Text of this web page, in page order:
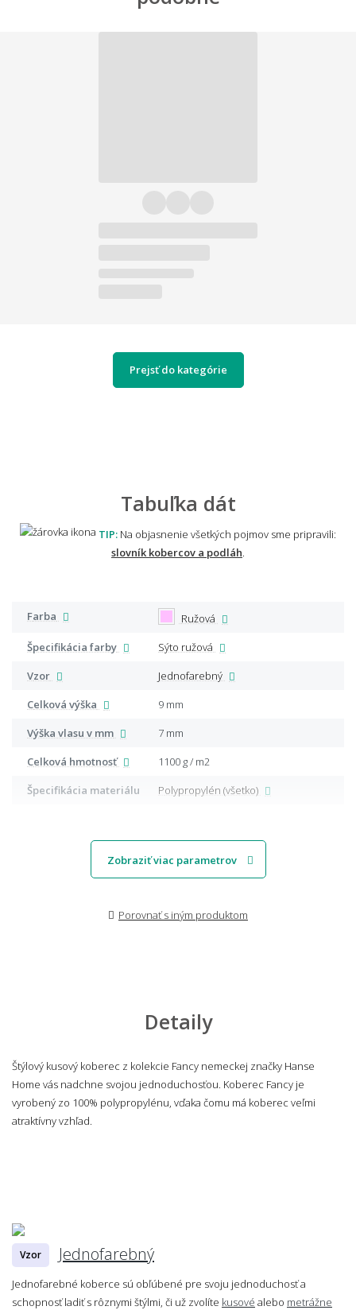
Prejsť do kategórie
Tabuľka dát
TIP: Na objasnenie všetkých pojmov sme pripravili:
slovník kobercov a podláh
Farba
Ružová
Špecifikácia farby
Sýto ružová
Vzor
Jednofarebný
Celková výška
9 mm
Výška vlasu v mm
7 mm
Celková hmotnosť
1100 g / m2
Špecifikácia materiálu
Polypropylén (všetko)
Zobraziť viac parametrov
Porovnať s iným produktom
Detaily
Štýlový kusový koberec z kolekcie Fancy nemeckej značky Hanse
Home vás nadchne svojou jednoduchosťou. Koberec Fancy je
vyrobený zo 100% polypropylénu, vďaka čomu má koberec veľmi
atraktívny vzhľad.
Vzor Jednofarebný
Jednofarebné koberce sú obľúbené pre svoju jednoduchosť a
schopnosť ladiť s rôznymi štýlmi, či už zvolíte kusové alebo metrážne